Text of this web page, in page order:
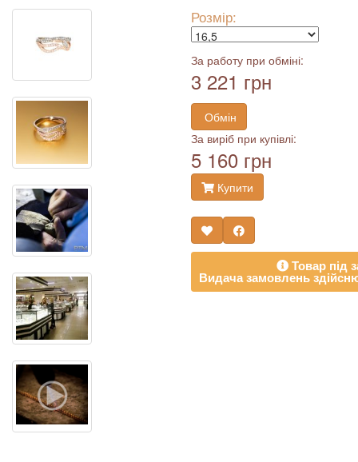
Розмір:
За работу при обміні:
3 221 грн
Обмін
За виріб при купівлі:
5 160 грн
Купити
Товар під
Видача замовлень